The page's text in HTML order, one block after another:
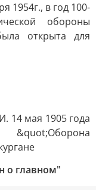
1954г., в год 100-
обороны
открыта для
о главном"